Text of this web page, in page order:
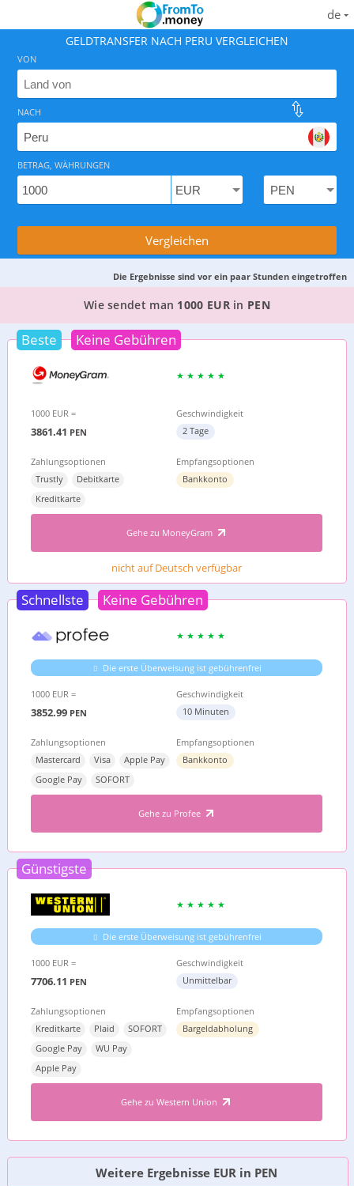
de
GELDTRANSFER NACH PERU VERGLEICHEN
Finden Sie den besten Weg, Geld nach Peru zu
VON
NACH
BETRAG, WÄHRUNGEN
Vergleichen
Die Ergebnisse sind vor ein paar Stunden eingetroffen
DIE 6 BESTEN WEGE, GELD VONDEUTSCHLAND
Wie sendet man 1000 EURin PEN
Beste Keine Gebühren
1000 EUR =
3861.41 PEN
Geschwindigkeit
2 Tage
Zahlungsoptionen
Trustly
Debitkarte
Kreditkarte
Empfangsoptionen
Bankkonto
Gehe zu MoneyGram
nicht auf Deutsch verfügbar
Schnellste Keine Gebühren
Die erste Überweisung ist gebührenfrei
1000 EUR =
3852.99 PEN
Geschwindigkeit
10 Minuten
Zahlungsoptionen
Mastercard
Visa
Apple Pay
Google Pay
SOFORT
Empfangsoptionen
Bankkonto
Gehe zu Profee
Günstigste
Die erste Überweisung ist gebührenfrei
1000 EUR =
7706.11 PEN
Geschwindigkeit
Unmittelbar
Zahlungsoptionen
Kreditkarte
Plaid
SOFORT
Google Pay
WU Pay
Apple Pay
Empfangsoptionen
Bargeldabholung
Gehe zu Western Union
Weitere Ergebnisse EUR in PEN